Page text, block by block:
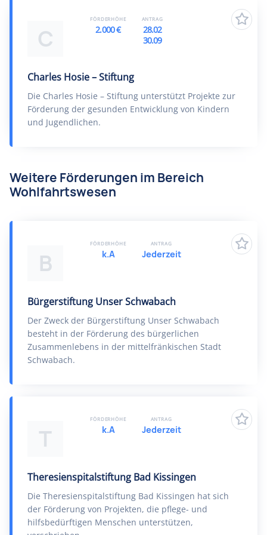
C
Charles Hosie – Stiftung
Die Charles Hosie – Stiftung unterstützt Projekte zur
Förderung der gesunden Entwicklung von Kindern
und Jugendlichen.
FÖRDERHÖHE
2.000 €
ANTRAG
28.02
30.09
Weitere Förderungen im Bereich
Wohlfahrtswesen
B
Bürgerstiftung Unser Schwabach
Der Zweck der Bürgerstiftung Unser Schwabach
besteht in der Förderung des bürgerlichen
Zusammenlebens in der mittelfränkischen Stadt
Schwabach.
FÖRDERHÖHE
k.A
ANTRAG
Jederzeit
T
Theresienspitalstiftung Bad Kissingen
Die Theresienspitalstiftung Bad Kissingen hat sich
der Förderung von Projekten, die pflege- und
hilfsbedürftigen Menschen unterstützen,
FÖRDERHÖHE
k.A
ANTRAG
Jederzeit